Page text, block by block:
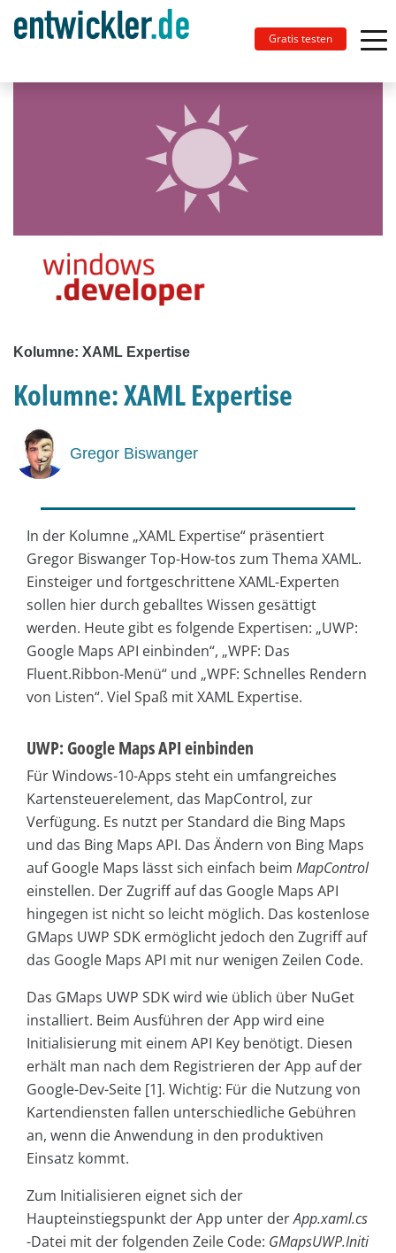
Gratis testen
Kolumne: XAML Expertise
Kolumne: XAML Expertise
Gregor Biswanger
In der Kolumne „XAML Expertise“ präsentiert
Gregor Biswanger Top-How-tos zum Thema XAML.
Einsteiger und fortgeschrittene XAML-Experten
sollen hier durch geballtes Wissen gesättigt
werden. Heute gibt es folgende Expertisen: „UWP:
Google Maps API einbinden“, „WPF: Das
Fluent.Ribbon-Menü“ und „WPF: Schnelles Rendern
von Listen“. Viel Spaß mit XAML Expertise.
UWP: Google Maps API einbinden
Für Windows-10-Apps steht ein umfangreiches
Kartensteuerelement, das MapControl, zur
Verfügung. Es nutzt per Standard die Bing Maps
und das Bing Maps API. Das Ändern von Bing Maps
auf Google Maps lässt sich einfach beim MapControl
einstellen. Der Zugriff auf das Google Maps API
hingegen ist nicht so leicht möglich. Das kostenlose
GMaps UWP SDK ermöglicht jedoch den Zugriff auf
das Google Maps API mit nur wenigen Zeilen Code.
Das GMaps UWP SDK wird wie üblich über NuGet
installiert. Beim Ausführen der App wird eine
Initialisierung mit einem API Key benötigt. Diesen
erhält man nach dem Registrieren der App auf der
Google-Dev-Seite [1]. Wichtig: Für die Nutzung von
Kartendiensten fallen unterschiedliche Gebühren
an, wenn die Anwendung in den produktiven
Einsatz kommt.
Zum Initialisieren eignet sich der
Haupteinstiegspunkt der App unter derApp.xaml.cs
-Datei mit der folgenden Zeile Code: GMapsUWP.Initi